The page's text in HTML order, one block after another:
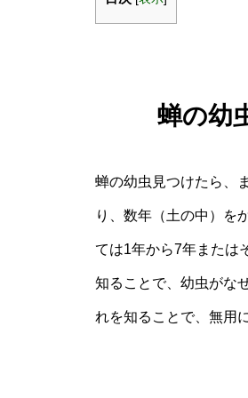
蝉の幼
蝉の幼虫見つけたら、
り、数年（土の中）を
ては1年から7年または
知ることで、幼虫がな
れを知ることで、無用